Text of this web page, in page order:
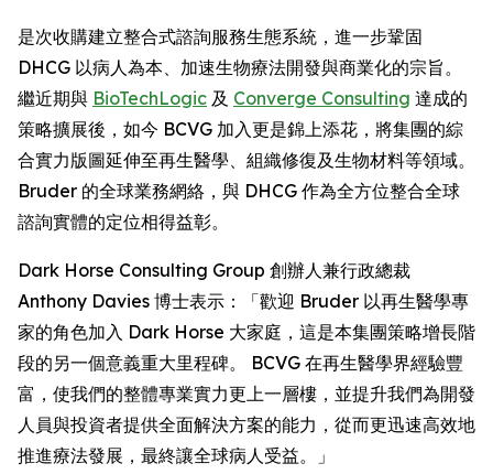
是次收購建立整合式諮詢服務生態系統，進一步鞏固
DHCG 以病人為本、加速生物療法開發與商業化的宗旨。
繼近期與 BioTechLogic 及 Converge Consulting 達成的
策略擴展後，如今 BCVG 加入更是錦上添花，將集團的綜
合實力版圖延伸至再生醫學、組織修復及生物材料等領域。
Bruder 的全球業務網絡，與 DHCG 作為全方位整合全球
諮詢實體的定位相得益彰。
Dark Horse Consulting Group 創辦人兼行政總裁
Anthony Davies 博士表示：「歡迎 Bruder 以再生醫學專
家的角色加入 Dark Horse 大家庭，這是本集團策略增長階
段的另一個意義重大里程碑。 BCVG 在再生醫學界經驗豐
富，使我們的整體專業實力更上一層樓，並提升我們為開發
人員與投資者提供全面解決方案的能力，從而更迅速高效地
推進療法發展，最終讓全球病人受益。」